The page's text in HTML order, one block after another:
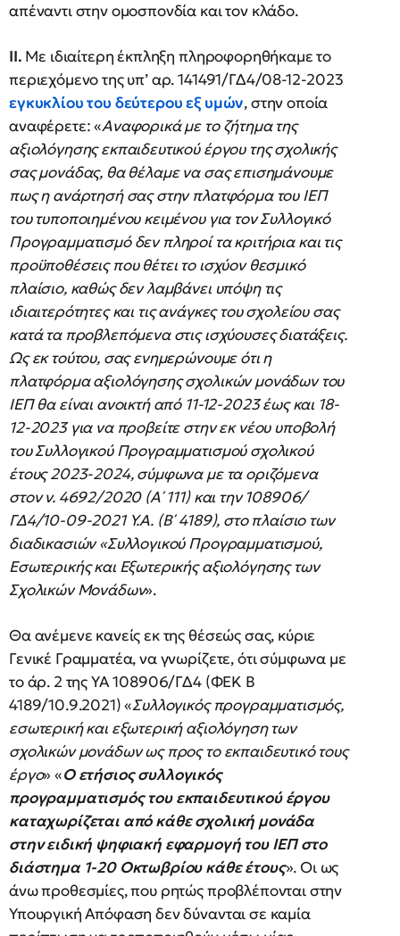
απέναντι στην ομοσπονδία και τον κλάδο.
ΙΙ. Με ιδιαίτερη έκπληξη πληροφορηθήκαμε το
περιεχόμενο της υπ’ αρ. 141491/ΓΔ4/08-12-2023
εγκυκλίου του δεύτερου εξ υμών, στην οποία
αναφέρετε: «Αναφορικά με το ζήτημα της
αξιολόγησης εκπαιδευτικού έργου της σχολικής
σας μονάδας, θα θέλαμε να σας επισημάνουμε
πως η ανάρτησή σας στην πλατφόρμα του ΙΕΠ
του τυποποιημένου κειμένου για τον Συλλογικό
Προγραμματισμό δεν πληροί τα κριτήρια και τις
προϋποθέσεις που θέτει το ισχύον θεσμικό
πλαίσιο, καθώς δεν λαμβάνει υπόψη τις
ιδιαιτερότητες και τις ανάγκες του σχολείου σας
κατά τα προβλεπόμενα στις ισχύουσες διατάξεις.
Ως εκ τούτου, σας ενημερώνουμε ότι η
πλατφόρμα αξιολόγησης σχολικών μονάδων του
ΙΕΠ θα είναι ανοικτή από 11-12-2023 έως και 18-
12-2023 για να προβείτε στην εκ νέου υποβολή
του Συλλογικού Προγραμματισμού σχολικού
έτους 2023-2024, σύμφωνα με τα οριζόμενα
στον ν. 4692/2020 (Α΄ 111) και την 108906/
ΓΔ4/10-09-2021 Υ.Α. (Β΄ 4189), στο πλαίσιο των
διαδικασιών «Συλλογικού Προγραμματισμού,
Εσωτερικής και Εξωτερικής αξιολόγησης των
Σχολικών Μονάδων».
Θα ανέμενε κανείς εκ της θέσεώς σας, κύριε
Γενικέ Γραμματέα, να γνωρίζετε, ότι σύμφωνα με
το άρ. 2 της ΥΑ 108906/ΓΔ4 (ΦΕΚ Β
4189/10.9.2021) «Συλλογικός προγραμματισμός,
εσωτερική και εξωτερική αξιολόγηση των
σχολικών μονάδων ως προς το εκπαιδευτικό τους
έργο» «Ο ετήσιος συλλογικός
προγραμματισμός του εκπαιδευτικού έργου
καταχωρίζεται από κάθε σχολική μονάδα
στην ειδική ψηφιακή εφαρμογή του ΙΕΠ στο
διάστημα 1-20 Οκτωβρίου κάθε έτους». Οι ως
άνω προθεσμίες, που ρητώς προβλέπονται στην
Υπουργική Απόφαση δεν δύνανται σε καμία